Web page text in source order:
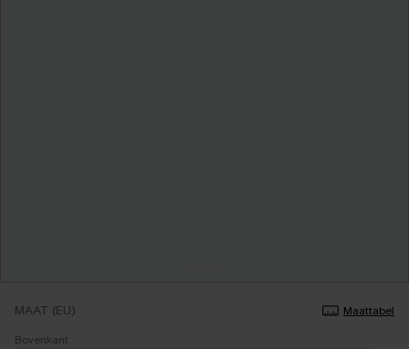
MAAT (EU)
Maattabel
Bovenkant